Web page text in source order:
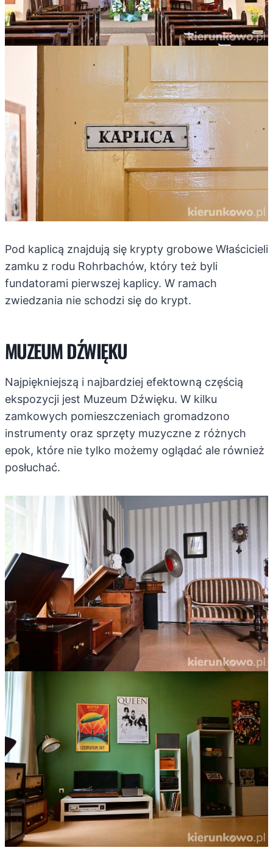
Pod kaplicą znajdują się krypty grobowe Właścicieli
zamku z rodu Rohrbachów, który też byli
fundatorami pierwszej kaplicy. W ramach
zwiedzania nie schodzi się do krypt.
MUZEUM DŹWIĘKU
Najpiękniejszą i najbardziej efektowną częścią
ekspozycji jest Muzeum Dźwięku. W kilku
zamkowych pomieszczeniach gromadzono
instrumenty oraz sprzęty muzyczne z różnych
epok, które nie tylko możemy oglądać ale również
posłuchać.